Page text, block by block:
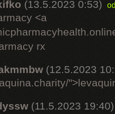
(13.5.2023 0:53)
<a
rx
(12.5.2023
(11.5.2023 19:40)